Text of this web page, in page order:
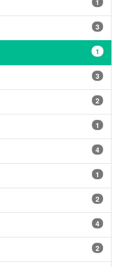
1
3
1
3
2
1
4
1
2
4
2